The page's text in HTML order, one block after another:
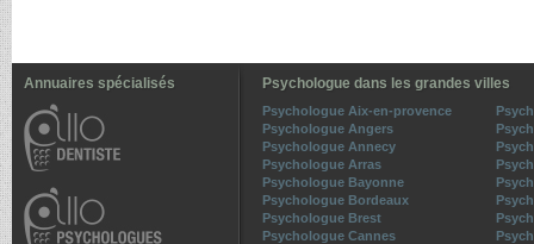
Annuaires spécialisés Psychologue dans les grandes villes
Psychologue Aix-en-provence
Psychologue Angers
Psychologue Annecy
Psychologue Arras
Psychologue Bayonne
Psychologue Bordeaux
Psychologue Brest
Psychologue Cannes